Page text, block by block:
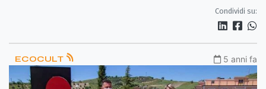
Condividi su:
ECOCULT 5 anni fa